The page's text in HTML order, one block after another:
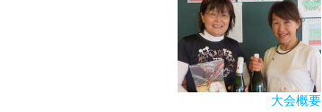
大会概要